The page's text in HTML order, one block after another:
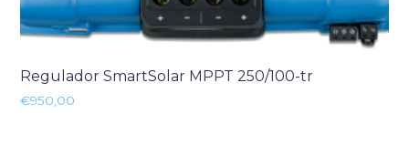
Regulador SmartSolar MPPT 250/100-tr
€950,00